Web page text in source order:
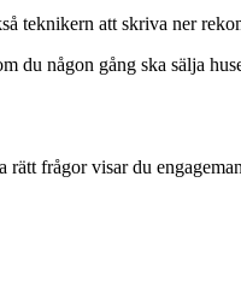
teknikern att skriva ner
du någon gång ska sälja
frågor visar du